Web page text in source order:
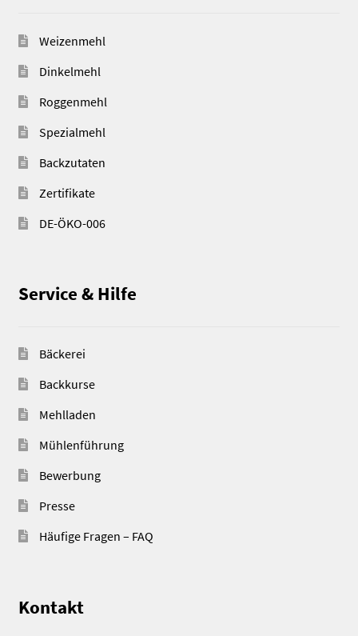
Weizenmehl
Dinkelmehl
Roggenmehl
Spezialmehl
Backzutaten
Zertifikate
DE-ÖKO-006
Service & Hilfe
Bäckerei
Backkurse
Mehlladen
Mühlenführung
Bewerbung
Presse
Häufige Fragen – FAQ
Kontakt